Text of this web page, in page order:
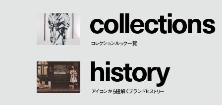
collections
コレクションルック一覧
history
アイコンから紐解くブランドヒストリー